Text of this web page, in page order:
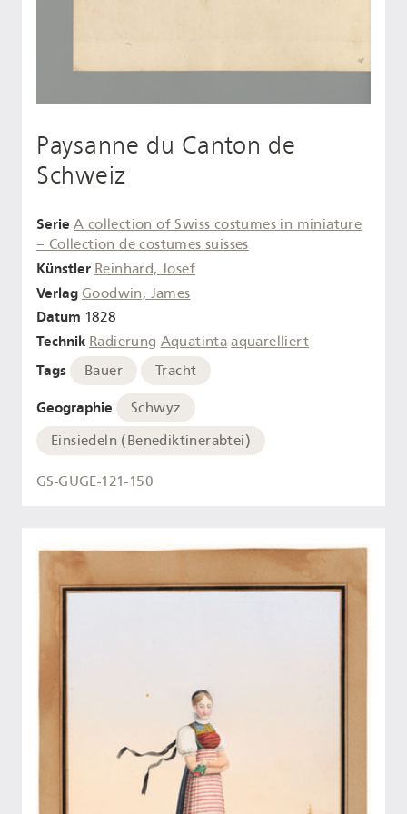
Paysanne du Canton de
Schweiz
Serie A collection of Swiss costumes in miniature
= Collection de costumes suisses
Künstler Reinhard, Josef
Verlag Goodwin, James
Datum 1828
Technik Radierung Aquatinta aquarelliert
Tags Bauer Tracht
Geographie
Schwyz
Einsiedeln (Benediktinerabtei)
GS-GUGE-121-150